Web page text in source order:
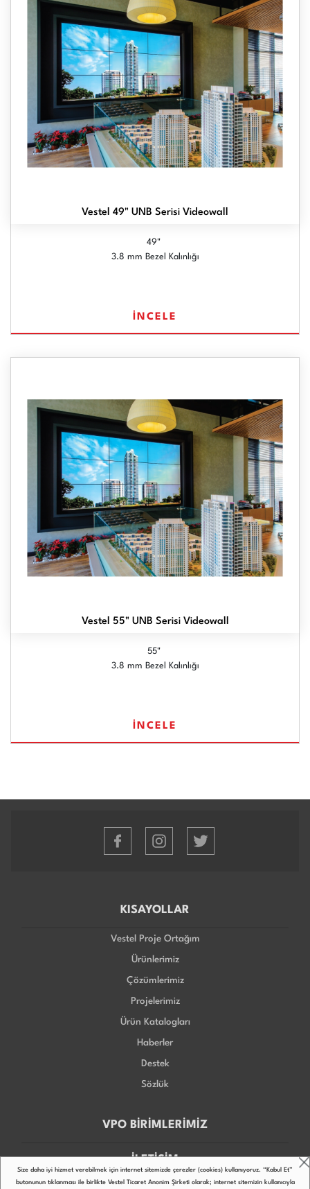
Vestel 49" UNB Serisi Videowall
49"
3.8 mm Bezel Kalınlığı
İNCELE
Vestel 55" UNB Serisi Videowall
55"
3.8 mm Bezel Kalınlığı
İNCELE
KISAYOLLAR
Vestel Proje Ortağım
Ürünlerimiz
Çözümlerimiz
Projelerimiz
Ürün Katalogları
Haberler
Destek
Sözlük
VPO BİRİMLERİMİZ
İLETİŞİM
Size daha iyi hizmet verebilmek için internet sitemizde çerezler (cookies) kullanıyoruz. “Kabul Et”
butonunun tıklanması ile birlikte Vestel Ticaret Anonim Şirketi olarak; internet sitemizin kullanıcıyla